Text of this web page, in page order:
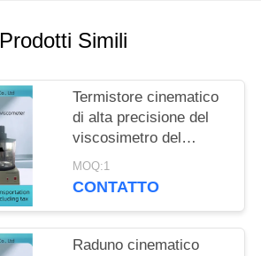
Prodotti Simili
Termistore cinematico
di alta precisione del
viscosimetro del
petrolio di SD265C
Ubbelohde
MOQ:1
CONTATTO
Raduno cinematico